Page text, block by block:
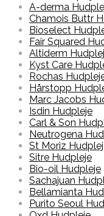
A-derma
Chamois Buttr
Bioselect
Fair Squared
Altiderm
Kyst Care
Rochas
Hårstopp
Marc Jacobs
Isdin Hudpleje
Carl & Son
Neutrogena
St Moriz
Sitre Hudpleje
Bio-oil Hudpleje
Sachajuan
Bellamianta
Purito Seoul